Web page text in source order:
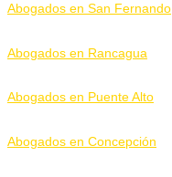
Abogados en San Fernando
Abogados en Rancagua
Abogados en Puente Alto
Abogados en Concepción